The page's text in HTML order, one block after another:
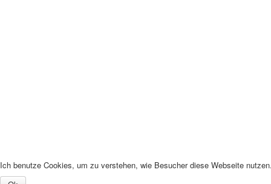
Ich benutze Cookies, um zu verstehen, wie Besucher diese Webseite